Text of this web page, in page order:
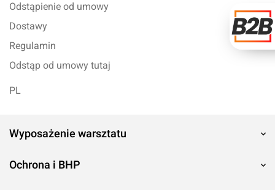
Odstąpienie od umowy
Dostawy
Regulamin
Odstąp od umowy tutaj
PL
Wyposażenie warsztatu
Ochrona i BHP